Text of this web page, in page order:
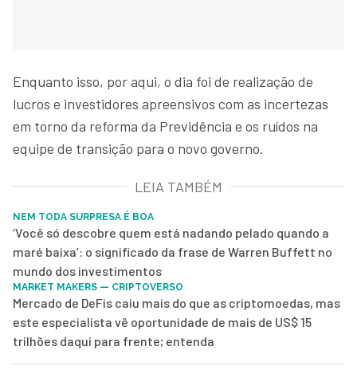
Enquanto isso, por aqui, o dia foi de realização de
lucros e investidores apreensivos com as incertezas
em torno da reforma da Previdência e os ruídos na
equipe de transição para o novo governo.
LEIA TAMBÉM
NEM TODA SURPRESA É BOA
‘Você só descobre quem está nadando pelado quando a
maré baixa’: o significado da frase de Warren Buffett no
mundo dos investimentos
MARKET MAKERS — CRIPTOVERSO
Mercado de DeFis caiu mais do que as criptomoedas, mas
este especialista vê oportunidade de mais de US$ 15
trilhões daqui para frente; entenda